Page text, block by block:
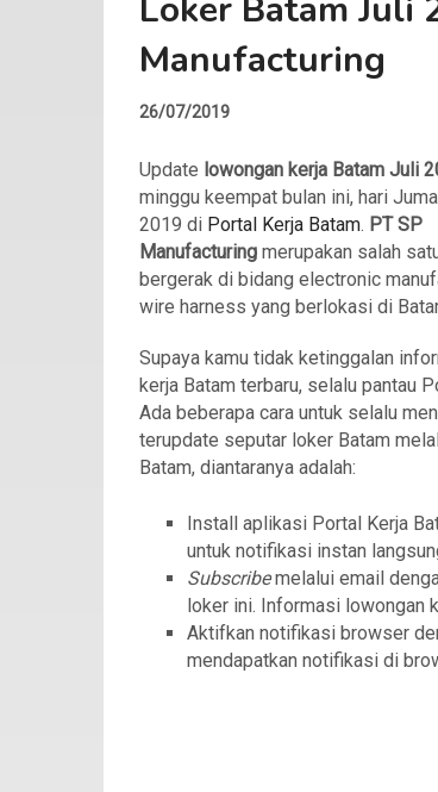
Loker Batam Juli
Manufacturing
26/07/2019
Update lowongan kerja Batam Juli
minggu keempat bulan ini, hari
2019 di Portal Kerja Batam. PT SP
Manufacturing merupakan salah
bergerak di bidang electronic
wire harness yang berlokasi di
Supaya kamu tidak ketinggalan
kerja Batam terbaru, selalu pantau
Ada beberapa cara untuk selalu
terupdate seputar loker Batam
Batam, diantaranya adalah:
Install aplikasi Portal Kerja
untuk notifikasi instan
Subscribemelalui email
loker ini. Informasi lowongan
Aktifkan notifikasi browser
mendapatkan notifikasi di